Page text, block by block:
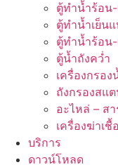
ตู้ทำน้ำร้อน
ตู้ทำน้ำเย็น
ตู้ทำน้ำร้อน
ตู้น้ำถังคว่ำ
เครื่องกรอง
ถังกรองสแต
อะไหล่ – ส
เครื่องฆ่าเ
บริการ
ดาวน์โหลด